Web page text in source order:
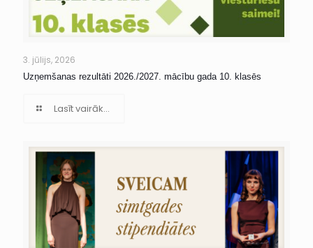
3. jūlijs, 2026
Uzņemšanas rezultāti 2026./2027. mācību gada 10. klasēs
Lasīt vairāk...